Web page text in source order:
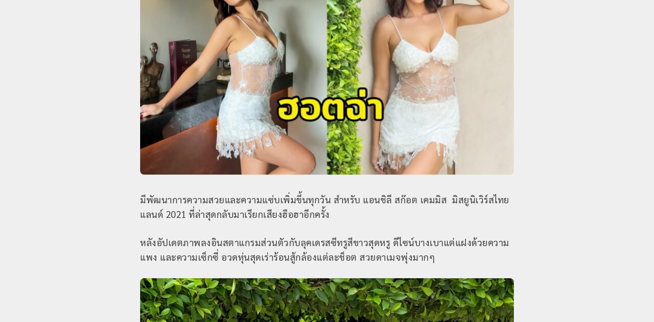
มีพัฒนาการความสวยและความแซ่บเพิ่มขึ้นทุกวัน สำหรับ แอนชิลี สก๊อต เคมมิส มิสยูนิเวิร์สไทย
แลนด์ 2021 ที่ล่าสุดกลับมาเรียกเสียงฮือฮาอีกครั้ง
หลังอัปเดตภาพลงอินสตาแกรมส่วนตัวกับลุคเดรสซีทรูสีขาวสุดหรู ดีไซน์บางเบาแต่แฝงด้วยความ
แพง และความเซ็กซี่ อวดหุ่นสุดเร่าร้อนสู้กล้องแต่ละช็อต สวยดาเมจพุ่งมากๆ